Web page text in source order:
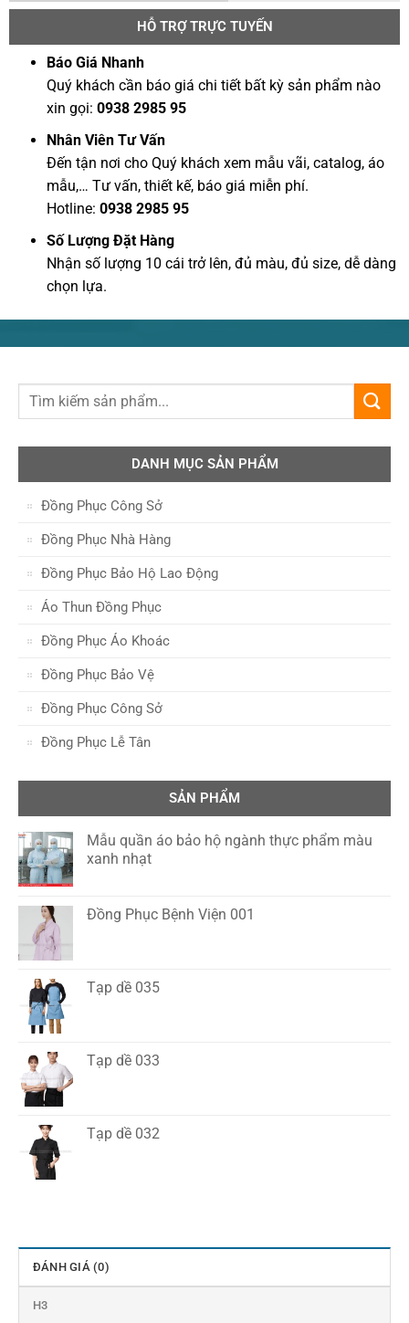
HỖ TRỢ TRỰC TUYẾN
Báo Giá Nhanh
Quý khách cần báo giá chi tiết bất kỳ sản phẩm nào
xin gọi:0938 2985 95
Nhân Viên Tư Vấn
Đến tận nơi cho Quý khách xem mẫu vãi, catalog, áo
mẫu,… Tư vấn, thiết kế, báo giá miễn phí.
Hotline: 0938 2985 95
Số Lượng Đặt Hàng
Nhận số lượng 10 cái trở lên, đủ màu, đủ size, dễ dàng
chọn lựa.
DANH MỤC SẢN PHẨM
Đồng Phục Công Sở
Đồng Phục Nhà Hàng
Đồng Phục Bảo Hộ Lao Động
Áo Thun Đồng Phục
Đồng Phục Áo Khoác
Đồng Phục Bảo Vệ
Đồng Phục Công Sở
Đồng Phục Lễ Tân
SẢN PHẨM
Mẫu quần áo bảo hộ ngành thực phẩm màu
xanh nhạt
Đồng Phục Bệnh Viện 001
Tạp dề 035
Tạp dề 033
Tạp dề 032
ĐÁNH GIÁ (0)
H3